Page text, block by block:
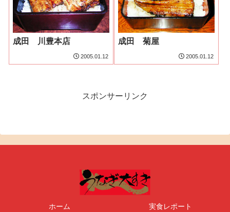
成田 川豊本店
2005.01.12
成田 菊屋
2005.01.12
スポンサーリンク
ホーム 実食レポート